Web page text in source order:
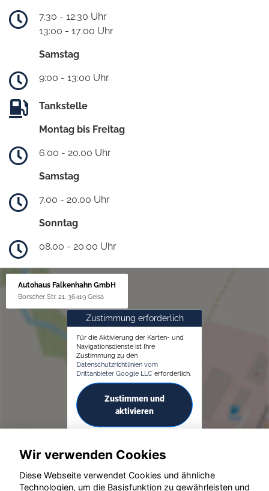
7.30 - 12.30 Uhr
13:00 - 17:00 Uhr
Samstag
9:00 - 13:00 Uhr
Tankstelle
Montag bis Freitag
6.00 - 20.00 Uhr
Samstag
7.00 - 20.00 Uhr
Sonntag
08.00 - 20.00 Uhr
Autohaus Falkenhahn GmbH
Borscher Str. 21, 36419 Geisa
Zustimmung erforderlich
Für die Aktivierung der Karten- und
Navigationsdienste ist Ihre
Zustimmung zu den
Datenschutzrichtlinien vom
Drittanbieter Google LLC erforderlich.
Zustimmen und
aktivieren
Wir verwenden Cookies
Diese Webseite verwendet Cookies und ähnliche
Technologien, um die Basisfunktion zu gewährleisten und